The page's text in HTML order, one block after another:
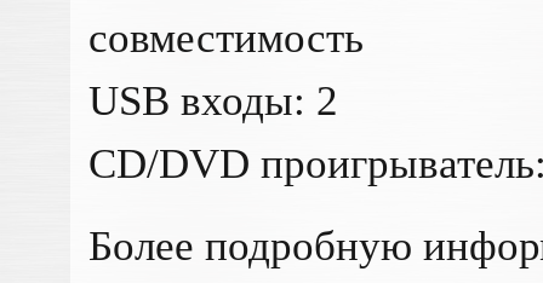
совместимость
USB входы: 2
CD/DVD
Более подробную